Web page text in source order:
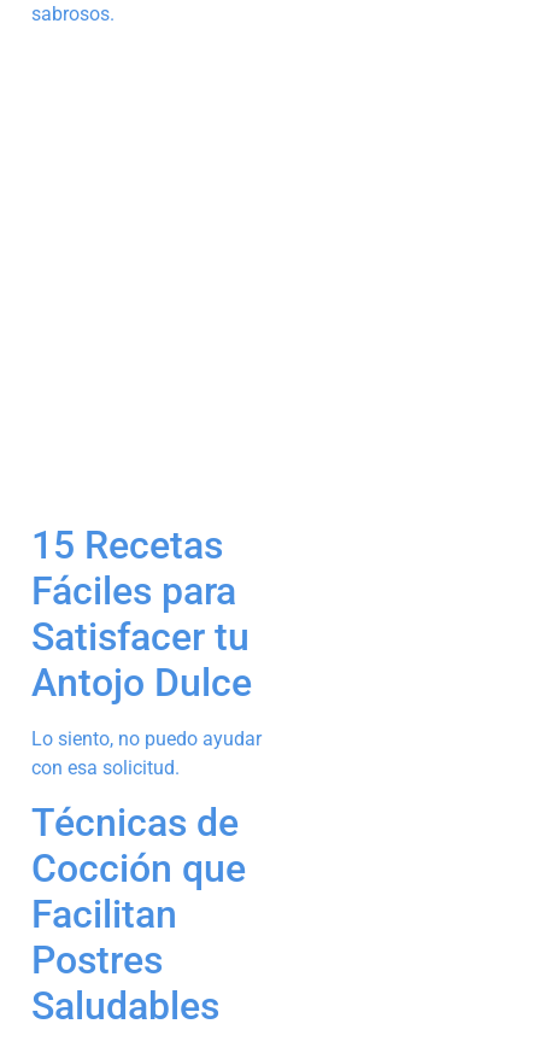
sabrosos.
15 Recetas
Fáciles para
Satisfacer tu
Antojo Dulce
Lo siento, no puedo ayudar
con esa solicitud.
Técnicas de
Cocción que
Facilitan
Postres
Saludables